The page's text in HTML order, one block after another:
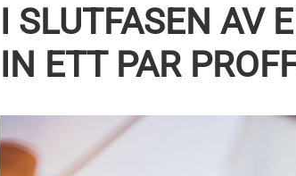
I SLUTFASEN AV
IN ETT PAR